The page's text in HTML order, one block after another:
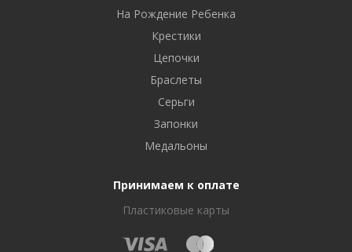
На Рождение Ребенка
Крестики
Цепочки
Браслеты
Серьги
Запонки
Медальоны
Принимаем к оплате
Пластиковые карты